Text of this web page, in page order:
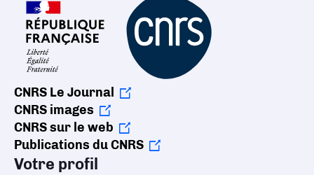
CNRS Le Journal
CNRS images
CNRS sur le web
Publications du CNRS
Votre profil